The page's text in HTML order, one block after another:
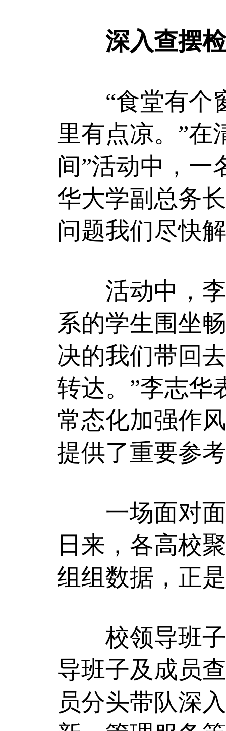
深入查摆
“食堂有个窗
里有点凉。”在
间”活动中，一
华大学副总务
问题我们尽快
活动中，李
系的学生围坐
决的我们带回
转达。”李志华
常态化加强作
提供了重要参
一场面对面
日来，各高校
组组数据，正
校领导班子
导班子及成员
员分头带队深